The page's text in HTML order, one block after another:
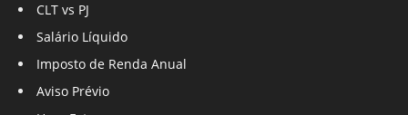
CLT vs PJ
Salário Líquido
Imposto de Renda Anual
Aviso Prévio